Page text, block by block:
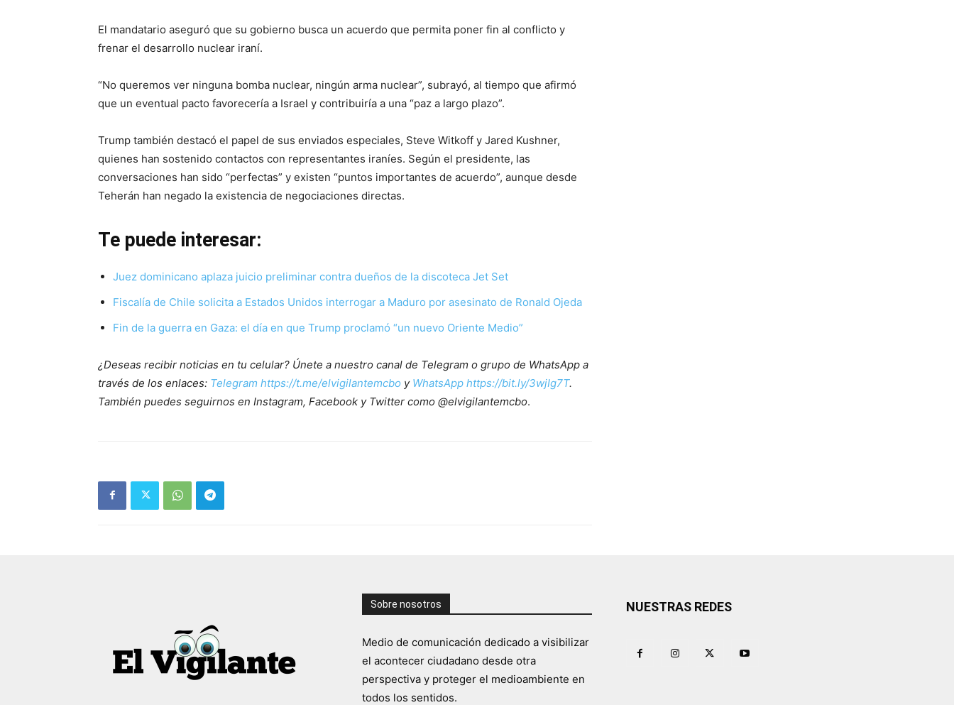
El mandatario aseguró que su gobierno busca un acuerdo que permita poner fin al conflicto y
frenar el desarrollo nuclear iraní.
“No queremos ver ninguna bomba nuclear, ningún arma nuclear”, subrayó, al tiempo que afirmó
que un eventual pacto favorecería a Israel y contribuiría a una “paz a largo plazo”.
Trump también destacó el papel de sus enviados especiales, Steve Witkoff y Jared Kushner,
quienes han sostenido contactos con representantes iraníes. Según el presidente, las
conversaciones han sido “perfectas” y existen “puntos importantes de acuerdo”, aunque desde
Teherán han negado la existencia de negociaciones directas.
Te puede interesar:
Juez dominicano aplaza juicio preliminar contra dueños de la discoteca Jet Set
Fiscalía de Chile solicita a Estados Unidos interrogar a Maduro por asesinato de Ronald Ojeda
Fin de la guerra en Gaza: el día en que Trump proclamó “un nuevo Oriente Medio”
¿Deseas recibir noticias en tu celular? Únete a nuestro canal de Telegram o grupo de WhatsApp a
través de los enlaces: Telegram https://t.me/elvigilantemcbo y WhatsApp https://bit.ly/3wjIg7T.
También puedes seguirnos en Instagram, Facebook y Twitter como @elvigilantemcbo.
Sobre nosotros
Medio de comunicación dedicado a visibilizar
el acontecer ciudadano desde otra
perspectiva y proteger el medioambiente en
todos los sentidos.
NUESTRAS REDES